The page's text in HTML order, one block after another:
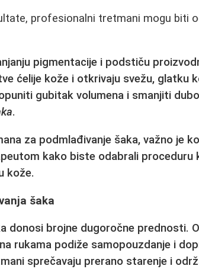
profesionalni tretmani mogu biti
pigmentacije i podstiču
ćelije kože i otkrivaju svežu, glatku
gubitak volumena i smanjiti
.
za podmlađivanje šaka, važno je
kako biste odabrali proceduru
kože.
šaka
donosi brojne dugoročne prednosti.
rukama podiže samopouzdanje i
sprečavaju prerano starenje i